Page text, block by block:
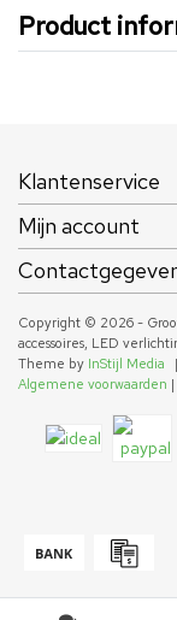
Product
Klantenservice
Mijn account
Copyright © 2026 -
accessoires, LED
Theme by InStijl Media |
Algemene voorwaarden |